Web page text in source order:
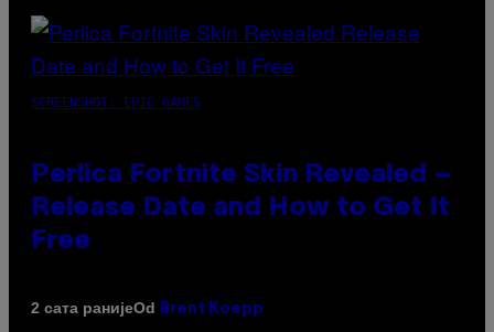
SCREENSHOT: EPIC GAMES
Perlica Fortnite Skin Revealed –
Release Date and How to Get It
Free
2 сата ранијеOd Brent Koepp